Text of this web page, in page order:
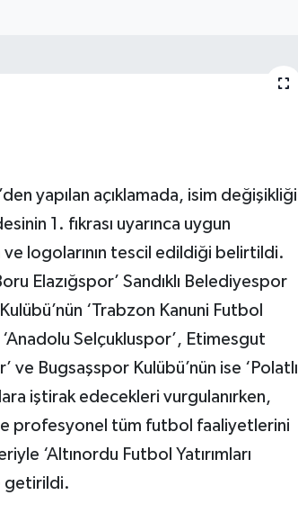
yapılan açıklamada, isim değişikliği
1. fıkrası uyarınca uygun
logolarının tescil edildiği belirtildi.
Elazığspor’ Sandıklı Belediyespor
‘Trabzon Kanuni Futbol
Selçukluspor’, Etimesgut
ve Bugsaşspor Kulübü’nün ise ‘Polatlı
iştirak edecekleri vurgulanırken,
profesyonel tüm futbol faaliyetlerini
‘Altınordu Futbol Yatırımları
getirildi.